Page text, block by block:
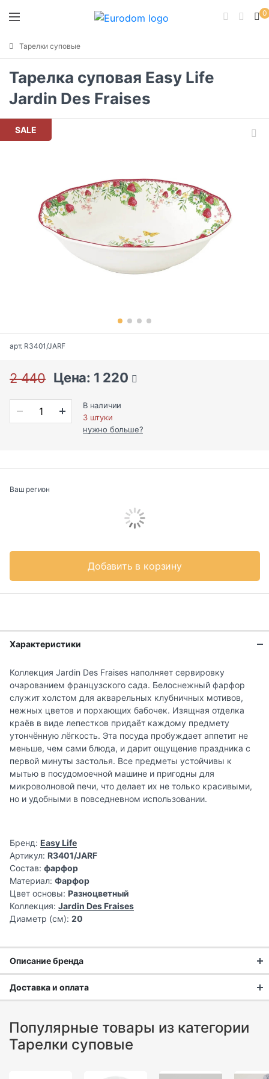
0
Тарелки суповые
Тарелка суповая Easy Life
Jardin Des Fraises
SALE
арт. R3401/JARF
2 440 Цена: 1 220
В наличии
3 штуки
нужно больше?
Ваш регион
Добавить в корзину
Характеристики
Коллекция Jardin Des Fraises наполняет сервировку
очарованием французского сада. Белоснежный фарфор
служит холстом для акварельных клубничных мотивов,
нежных цветов и порхающих бабочек. Изящная отделка
краёв в виде лепестков придаёт каждому предмету
утончённую лёгкость. Эта посуда пробуждает аппетит не
меньше, чем сами блюда, и дарит ощущение праздника с
первой минуты застолья. Все предметы устойчивы к
мытью в посудомоечной машине и пригодны для
микроволновой печи, что делает их не только красивыми,
но и удобными в повседневном использовании.
Бренд: Easy Life
Артикул: R3401/JARF
Состав: фарфор
Материал: Фарфор
Цвет основы: Разноцветный
Коллекция: Jardin Des Fraises
Диаметр (см): 20
Описание бренда
Доставка и оплата
Доставка в Москве и области
В Москве и Московской области доставка курьером до
Популярные товары из категории
Тарелки суповые